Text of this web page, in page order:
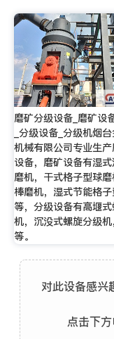
磨矿分级设备_磨矿设
_分级设备_分级机烟
机械有限公司专业生
设备，磨矿设备有湿
磨机，干式格子型球
棒磨机，湿式节能格
等，分级设备有高堰
机，沉没式螺旋分级
等。
对此设备感兴
点击下方